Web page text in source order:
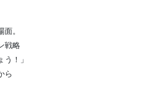
。
戦略
！」
ら